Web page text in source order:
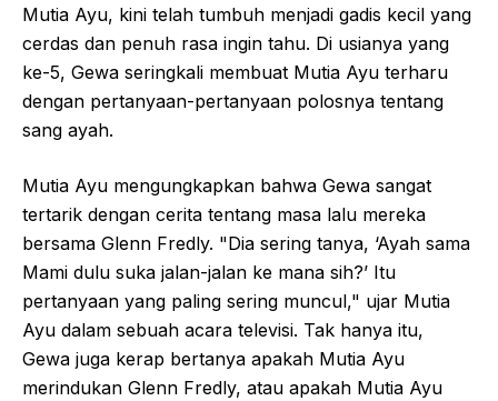
Mutia Ayu, kini telah tumbuh menjadi gadis kecil yang
cerdas dan penuh rasa ingin tahu. Di usianya yang
ke-5, Gewa seringkali membuat Mutia Ayu terharu
dengan pertanyaan-pertanyaan polosnya tentang
sang ayah.
Mutia Ayu mengungkapkan bahwa Gewa sangat
tertarik dengan cerita tentang masa lalu mereka
bersama Glenn Fredly. "Dia sering tanya, ‘Ayah sama
Mami dulu suka jalan-jalan ke mana sih?’ Itu
pertanyaan yang paling sering muncul," ujar Mutia
Ayu dalam sebuah acara televisi. Tak hanya itu,
Gewa juga kerap bertanya apakah Mutia Ayu
merindukan Glenn Fredly, atau apakah Mutia Ayu